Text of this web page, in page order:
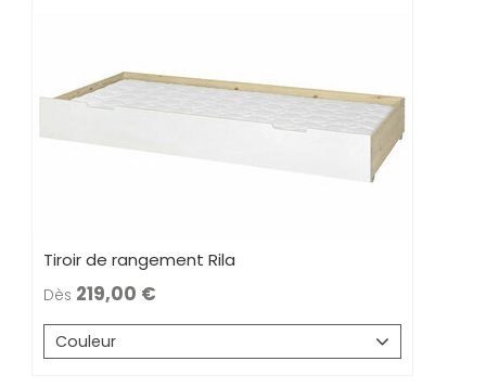
Tiroir de rangement Rila
Dès 219,00
Couleur